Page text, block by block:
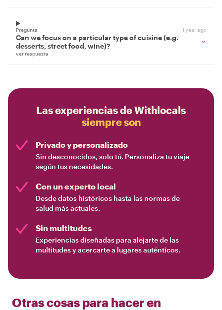
Pregunta 1 year ago
Can we focus on a particular type of cuisine (e.g.
desserts, street food, wine)?
ver respuesta
Las experiencias de Withlocals
siempre son
Privado y personalizado
Sin desconocidos, solo tú. Personaliza tu viaje
según tus necesidades.
Con un experto local
Desde datos históricos hasta las normas de
salud más actuales.
Sin multitudes
Experiencias diseñadas para alejarte de las
multitudes y acercarte a lugares auténticos.
Otras cosas para hacer en